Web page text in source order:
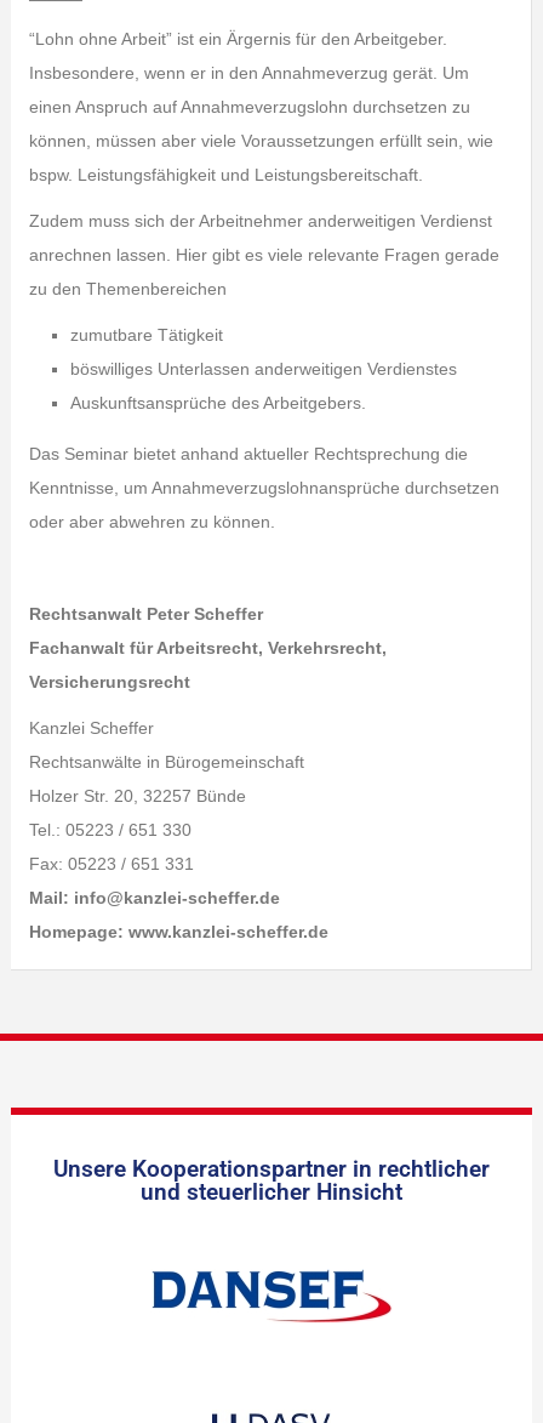
“Lohn ohne Arbeit” ist ein Ärgernis für den Arbeitgeber.
Insbesondere, wenn er in den Annahmeverzug gerät. Um
einen Anspruch auf Annahmeverzugslohn durchsetzen zu
können, müssen aber viele Voraussetzungen erfüllt sein, wie
bspw. Leistungsfähigkeit und Leistungsbereitschaft.
Zudem muss sich der Arbeitnehmer anderweitigen Verdienst
anrechnen lassen. Hier gibt es viele relevante Fragen gerade
zu den Themenbereichen
zumutbare Tätigkeit
böswilliges Unterlassen anderweitigen Verdienstes
Auskunftsansprüche des Arbeitgebers.
Das Seminar bietet anhand aktueller Rechtsprechung die
Kenntnisse, um Annahmeverzugslohnansprüche durchsetzen
oder aber abwehren zu können.
Rechtsanwalt Peter Scheffer
Fachanwalt für Arbeitsrecht, Verkehrsrecht,
Versicherungsrecht
Kanzlei Scheffer
Rechtsanwälte in Bürogemeinschaft
Holzer Str. 20, 32257 Bünde
Tel.: 05223 / 651 330
Fax: 05223 / 651 331
Mail: info@kanzlei-scheffer.de
Homepage: www.kanzlei-scheffer.de
Unsere Kooperationspartner in rechtlicher
und steuerlicher Hinsicht